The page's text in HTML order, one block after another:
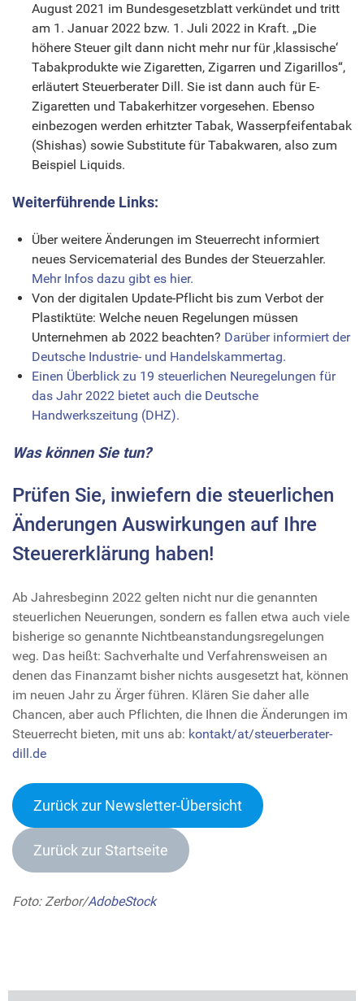
August 2021 im Bundesgesetzblatt verkündet und tritt
am 1. Januar 2022 bzw. 1. Juli 2022 in Kraft. „Die
höhere Steuer gilt dann nicht mehr nur für ,klassische‘
Tabakprodukte wie Zigaretten, Zigarren und Zigarillos“,
erläutert Steuerberater Dill. Sie ist dann auch für E-
Zigaretten und Tabakerhitzer vorgesehen. Ebenso
einbezogen werden erhitzter Tabak, Wasserpfeifentabak
(Shishas) sowie Substitute für Tabakwaren, also zum
Beispiel Liquids.
Weiterführende Links:
Über weitere Änderungen im Steuerrecht informiert
neues Servicematerial des Bundes der Steuerzahler.
Mehr Infos dazu gibt es hier.
Von der digitalen Update-Pflicht bis zum Verbot der
Plastiktüte: Welche neuen Regelungen müssen
Unternehmen ab 2022 beachten? Darüber informiert der
Deutsche Industrie- und Handelskammertag.
Einen Überblick zu 19 steuerlichen Neuregelungen für
das Jahr 2022 bietet auch die Deutsche
Handwerkszeitung (DHZ).
Was können Sie tun?
Prüfen Sie, inwiefern die steuerlichen
Änderungen Auswirkungen auf Ihre
Steuererklärung haben!
Ab Jahresbeginn 2022 gelten nicht nur die genannten
steuerlichen Neuerungen, sondern es fallen etwa auch viele
bisherige so genannte Nichtbeanstandungsregelungen
weg. Das heißt: Sachverhalte und Verfahrensweisen an
denen das Finanzamt bisher nichts ausgesetzt hat, können
im neuen Jahr zu Ärger führen. Klären Sie daher alle
Chancen, aber auch Pflichten, die Ihnen die Änderungen im
Steuerrecht bieten, mit uns ab: kontakt/at/steuerberater-
dill.de
Zurück zur Newsletter-Übersicht
Zurück zur Startseite
Foto: Zerbor/AdobeStock